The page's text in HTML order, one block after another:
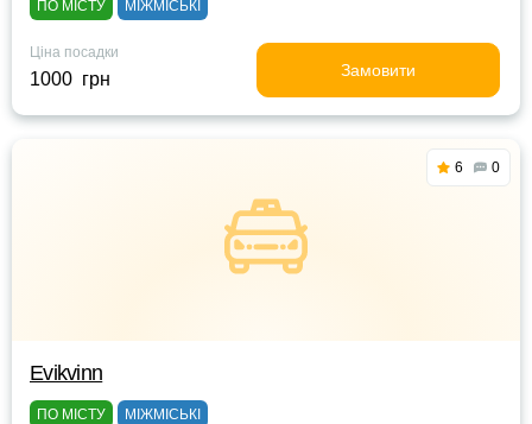
ПО МІСТУ МІЖМІСЬКІ
Ціна посадки
1000 грн Замовити
6 0
Evikvinn
ПО МІСТУ МІЖМІСЬКІ